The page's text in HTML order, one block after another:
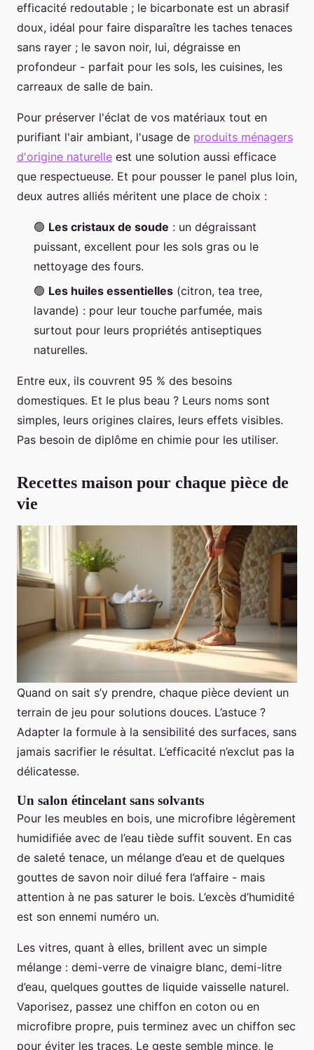
efficacité redoutable ; le bicarbonate est un abrasif
doux, idéal pour faire disparaître les taches tenaces
sans rayer ; le savon noir, lui, dégraisse en
profondeur - parfait pour les sols, les cuisines, les
carreaux de salle de bain.
Pour préserver l'éclat de vos matériaux tout en
purifiant l'air ambiant, l'usage de produits ménagers
d'origine naturelle est une solution aussi efficace
que respectueuse. Et pour pousser le panel plus loin,
deux autres alliés méritent une place de choix :
🟢 Les cristaux de soude : un dégraissant
puissant, excellent pour les sols gras ou le
nettoyage des fours.
🟢 Les huiles essentielles (citron, tea tree,
lavande) : pour leur touche parfumée, mais
surtout pour leurs propriétés antiseptiques
naturelles.
Entre eux, ils couvrent 95 % des besoins
domestiques. Et le plus beau ? Leurs noms sont
simples, leurs origines claires, leurs effets visibles.
Pas besoin de diplôme en chimie pour les utiliser.
Recettes maison pour chaque pièce de
vie
Quand on sait s’y prendre, chaque pièce devient un
terrain de jeu pour solutions douces. L’astuce ?
Adapter la formule à la sensibilité des surfaces, sans
jamais sacrifier le résultat. L’efficacité n’exclut pas la
délicatesse.
Un salon étincelant sans solvants
Pour les meubles en bois, une microfibre légèrement
humidifiée avec de l’eau tiède suffit souvent. En cas
de saleté tenace, un mélange d’eau et de quelques
gouttes de savon noir dilué fera l’affaire - mais
attention à ne pas saturer le bois. L’excès d’humidité
est son ennemi numéro un.
Les vitres, quant à elles, brillent avec un simple
mélange : demi-verre de vinaigre blanc, demi-litre
d’eau, quelques gouttes de liquide vaisselle naturel.
Vaporisez, passez une chiffon en coton ou en
microfibre propre, puis terminez avec un chiffon sec
pour éviter les traces. Le geste semble mince, le